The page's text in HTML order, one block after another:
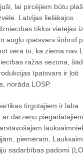
lai pircējiem būtu
Latvijas lielākajos
tīklos vietējās
augļu īpatsvars šobrīd
vērā to, ka ziema nav
ražas sezona,
īpatsvars ir ļoti
norāda LOSP.
tirgotājiem ir laba
ar dārzeņu
piemēram,
sadarbības padomi